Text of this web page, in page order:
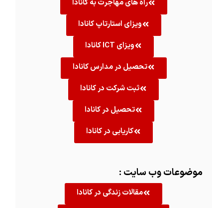
راه های مهاجرت به کانادا
ویزای استارتاپ کانادا
ویزای ICT کانادا
تحصیل در مدارس کانادا
ثبت شرکت در کانادا
تحصیل در کانادا
کاریابی در کانادا
موضوعات وب سایت :
مقالات زندگی در کانادا